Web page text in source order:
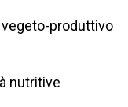
produttivo
nutritive